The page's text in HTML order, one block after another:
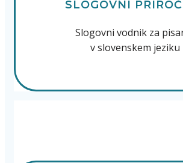
SLOGOVNI
Slogovni vodnik za
v slovenskem jeziku